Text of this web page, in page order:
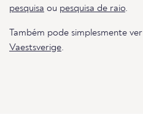
pesquisa ou pesquisa de raio.
Também pode simplesmente ver
Vaestsverige.